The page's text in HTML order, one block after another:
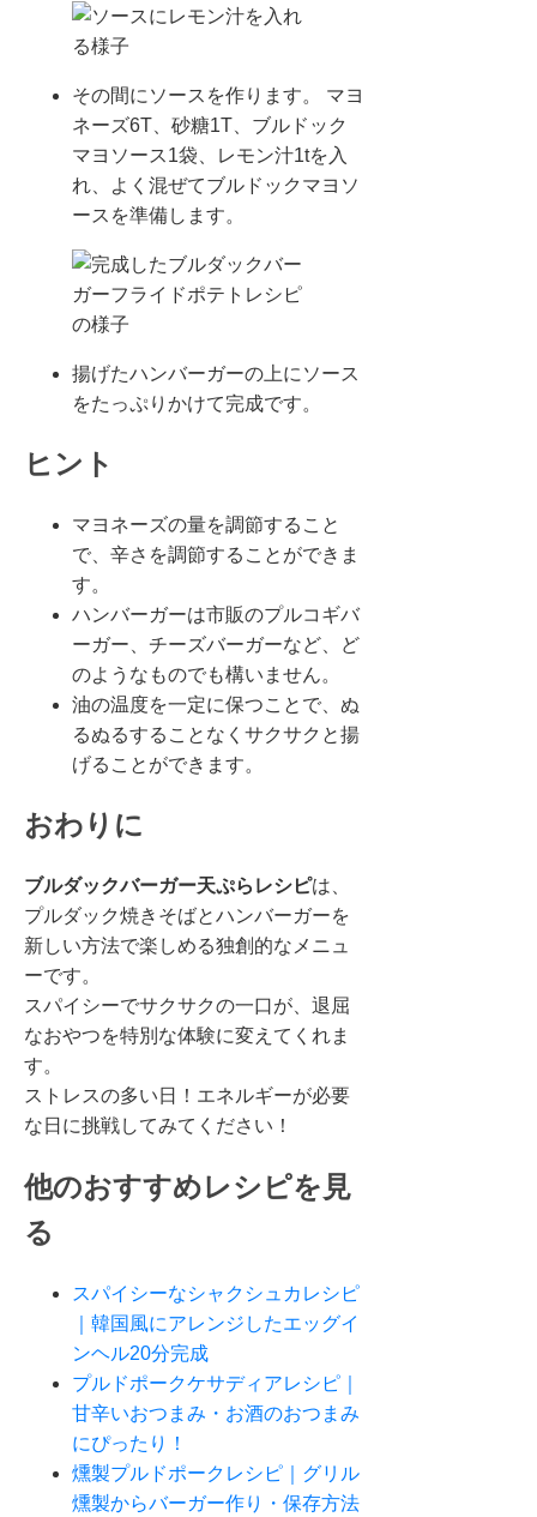
その間にソースを作ります。 マヨ
ネーズ6T、砂糖1T、ブルドック
マヨソース1袋、レモン汁1tを入
れ、よく混ぜてブルドックマヨソ
ースを準備します。
揚げたハンバーガーの上にソース
をたっぷりかけて完成です。
ヒント
マヨネーズの量を調節すること
で、辛さを調節することができま
す。
ハンバーガーは市販のプルコギバ
ーガー、チーズバーガーなど、ど
のようなものでも構いません。
油の温度を一定に保つことで、ぬ
るぬるすることなくサクサクと揚
げることができます。
おわりに
ブルダックバーガー天ぷらレシピは、
プルダック焼きそばとハンバーガーを
新しい方法で楽しめる独創的なメニュ
ーです。
スパイシーでサクサクの一口が、退屈
なおやつを特別な体験に変えてくれま
す。
ストレスの多い日！エネルギーが必要
な日に挑戦してみてください！
他のおすすめレシピを見
る
スパイシーなシャクシュカレシピ
｜韓国風にアレンジしたエッグイ
ンヘル20分完成
プルドポークケサディアレシピ｜
甘辛いおつまみ・お酒のおつまみ
にぴったり！
燻製プルドポークレシピ｜グリル
燻製からバーガー作り・保存方法